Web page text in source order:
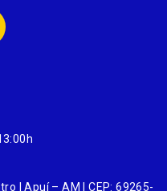
| Apuí – AM | CEP: 69265-